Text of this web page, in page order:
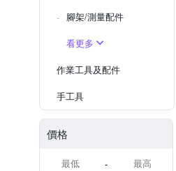
腳架/測量配件
看更多
作業工具及配件
手工具
價格
-